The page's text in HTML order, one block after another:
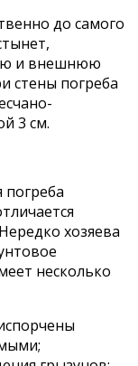
до самого
и внешнюю
стены погреба
3 см.
погреба
хозяева
несколько